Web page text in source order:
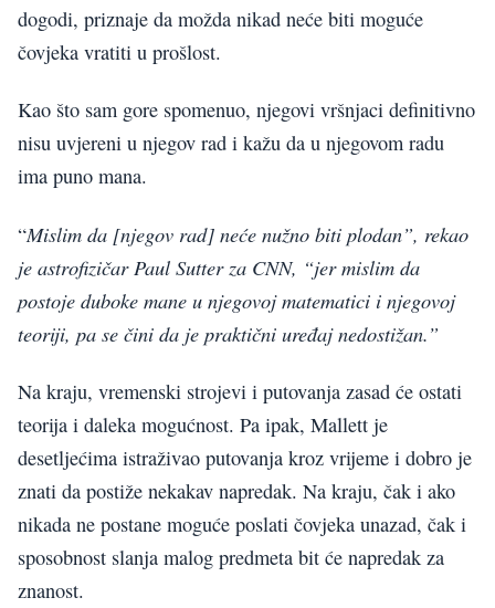
dogodi, priznaje da možda nikad neće biti moguće
čovjeka vratiti u prošlost.
Kao što sam gore spomenuo, njegovi vršnjaci definitivno
nisu uvjereni u njegov rad i kažu da u njegovom radu
ima puno mana.
“Mislim da [njegov rad] neće nužno biti plodan”, rekao
je astrofizičar Paul Sutter za CNN, “jer mislim da
postoje duboke mane u njegovoj matematici i njegovoj
teoriji, pa se čini da je praktični uređaj nedostižan.”
Na kraju, vremenski strojevi i putovanja zasad će ostati
teorija i daleka mogućnost. Pa ipak, Mallett je
desetljećima istraživao putovanja kroz vrijeme i dobro je
znati da postiže nekakav napredak. Na kraju, čak i ako
nikada ne postane moguće poslati čovjeka unazad, čak i
sposobnost slanja malog predmeta bit će napredak za
znanost.